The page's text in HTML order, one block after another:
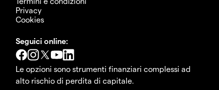
Privacy
Cookies
Seguici online:
Le opzioni sono strumenti finanziari complessi ad
alto rischio di perdita di capitale.